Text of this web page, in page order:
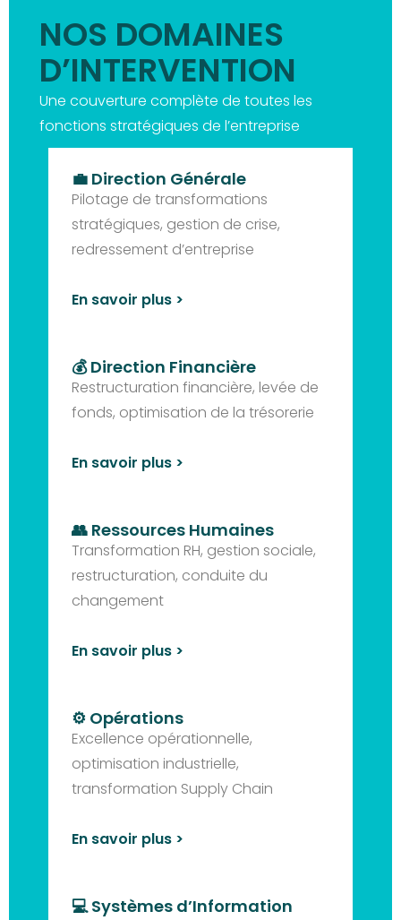
NOS DOMAINES
D’INTERVENTION
Une couverture complète de toutes les
fonctions stratégiques de l’entreprise
💼 Direction Générale
Pilotage de transformations
stratégiques, gestion de crise,
redressement d’entreprise
En savoir plus >
💰 Direction Financière
Restructuration financière, levée de
fonds, optimisation de la trésorerie
En savoir plus >
👥 Ressources Humaines
Transformation RH, gestion sociale,
restructuration, conduite du
changement
En savoir plus >
⚙️ Opérations
Excellence opérationnelle,
optimisation industrielle,
transformation Supply Chain
En savoir plus >
💻 Systèmes d’Information